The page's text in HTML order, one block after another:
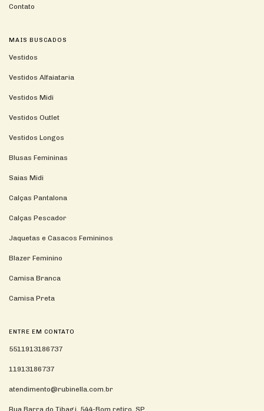
Contato
MAIS BUSCADOS
Vestidos
Vestidos Alfaiataria
Vestidos Midi
Vestidos Outlet
Vestidos Longos
Blusas Femininas
Saias Midi
Calças Pantalona
Calças Pescador
Jaquetas e Casacos Femininos
Blazer Feminino
Camisa Branca
Camisa Preta
ENTRE EM CONTATO
5511913186737
11913186737
atendimento@rubinella.com.br
Rua Barra do Tibagi, 544-Bom retiro, SP